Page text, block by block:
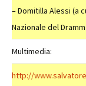
– Domitilla Alessi (a
Nazionale del
Multimedia:
http://